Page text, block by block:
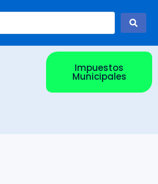
Impuestos
Municipales